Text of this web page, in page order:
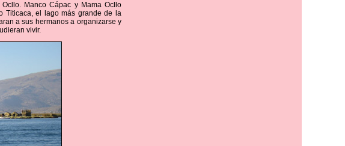
Manco Cápac y Mama Ocllo
Titicaca, el lago más grande de la
a sus hermanos a organizarse y
vivir.